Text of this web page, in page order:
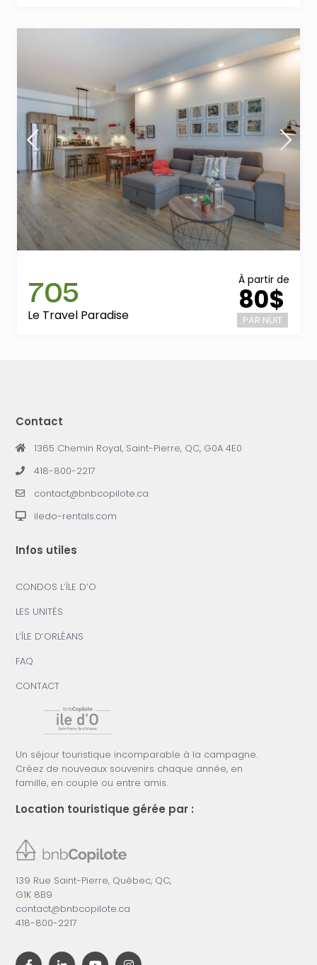
À partir de
80$
PAR NUIT
705
Le Travel Paradise
Contact
1365 Chemin Royal, Saint-Pierre, QC, G0A 4E0
418-800-2217
contact@bnbcopilote.ca
iledo-rentals.com
Infos utiles
CONDOS L’ÎLE D’O
LES UNITÉS
L’ÎLE D’ORLÉANS
FAQ
CONTACT
Un séjour touristique incomparable à la campagne.
Créez de nouveaux souvenirs chaque année, en
famille, en couple ou entre amis.
Location touristique gérée par :
139 Rue Saint-Pierre, Québec, QC,
G1K 8B9
contact@bnbcopilote.ca
418-800-2217